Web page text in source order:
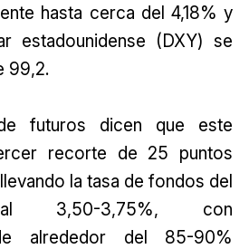
hasta cerca del 4,18% y
estadounidense (DXY) se
99,2.
futuros dicen que este
recorte de 25 puntos
la tasa de fondos del
3,50-3,75%, con
alrededor del 85-90%